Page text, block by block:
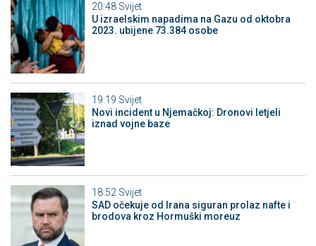
20:48 Svijet
U izraelskim napadima na Gazu od oktobra
2023. ubijene 73.384 osobe
19:19 Svijet
Novi incident u Njemačkoj: Dronovi letjeli
iznad vojne baze
18:52 Svijet
SAD očekuje od Irana siguran prolaz nafte i
brodova kroz Hormuški moreuz